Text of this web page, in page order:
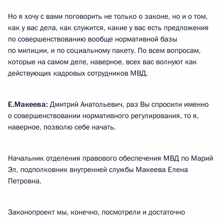
Но я хочу с вами поговорить не только о законе, но и о том,
как у вас дела, как служится, какие у вас есть предложения
по совершенствованию вообще нормативной базы
по милиции, и по социальному пакету. По всем вопросам,
которые на самом деле, наверное, всех вас волнуют как
действующих кадровых сотрудников МВД.
Е.Макеева: Дмитрий Анатольевич, раз Вы спросили именно
о совершенствовании нормативного регулирования, то я,
наверное, позволю себе начать.
Начальник отделения правового обеспечения МВД по Марий
Эл, подполковник внутренней службы Макеева Елена
Петровна.
Законопроект мы, конечно, посмотрели и достаточно